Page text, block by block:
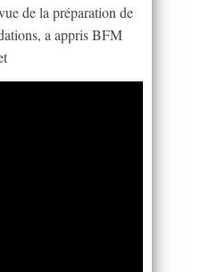
de la préparation de
a appris BFM